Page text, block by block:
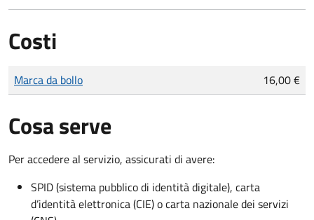
Costi
Tipo di pagamento
Importo
Marca da bollo 16,00 €
Cosa serve
Per accedere al servizio, assicurati di avere:
SPID (sistema pubblico di identità digitale), carta
d’identità elettronica (CIE) o carta nazionale dei servizi